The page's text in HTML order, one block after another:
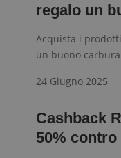
regalo un
Acquista i
un buono
24 Giugno 2025
Cashback
50% contro